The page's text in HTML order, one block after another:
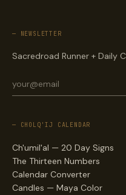
— NEWSLETTER
Sacredroad Runner + Daily
— CHOLQ'IJ CALENDAR
Ch'umil'al — 20 Day Signs
The Thirteen Numbers
Calendar Converter
Candles — Maya Color